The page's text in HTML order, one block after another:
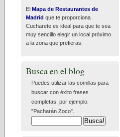
El Mapa de Restaurantes de
Madrid que te proporciona
Cucharete es ideal para que te sea
muy sencillo elegir un local próximo
a la zona que prefieras.
Busca en el blog
Puedes utilizar las comillas para
buscar con éxito frases
completas, por ejemplo:
"Pacharán Zoco".